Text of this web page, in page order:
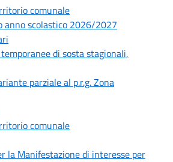
comunale
anno scolastico 2026/2027
di sosta stagionali,
parziale al p.r.g. Zona
comunale
la Manifestazione di interesse per